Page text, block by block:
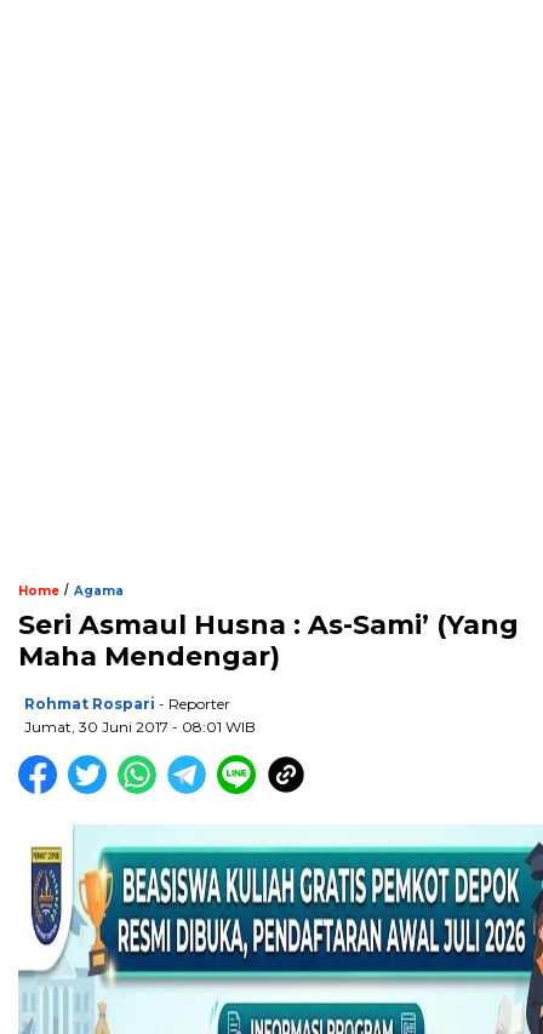
Home / Agama
Seri Asmaul Husna : As-Sami’ (Yang
Maha Mendengar)
Rohmat Rospari - Reporter
Jumat, 30 Juni 2017 - 08:01 WIB